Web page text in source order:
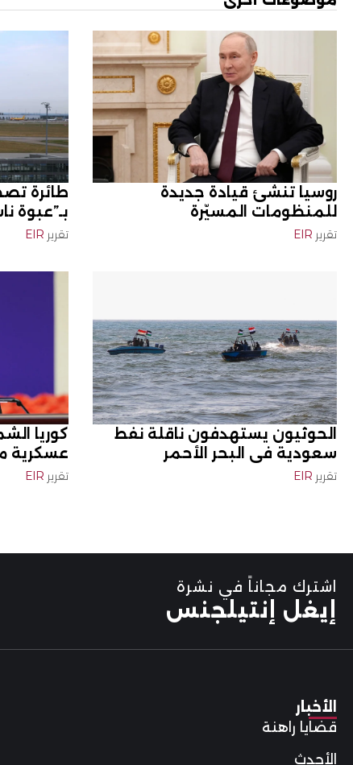
روسيا تنشئ قيادة جديدة
للمنظومات المسيّرة
تقرير EIR
طائرة
بـ”عبوة
تقرير EIR
الحوثيون يستهدفون ناقلة نفط
سعودية في البحر الأحمر
تقرير EIR
كوريا
عسكرية
تقرير EIR
اشترك مجاناً في نشرة
إيغل إنتيلجنس
الأخبار
قضايا راهنة
الأحدث